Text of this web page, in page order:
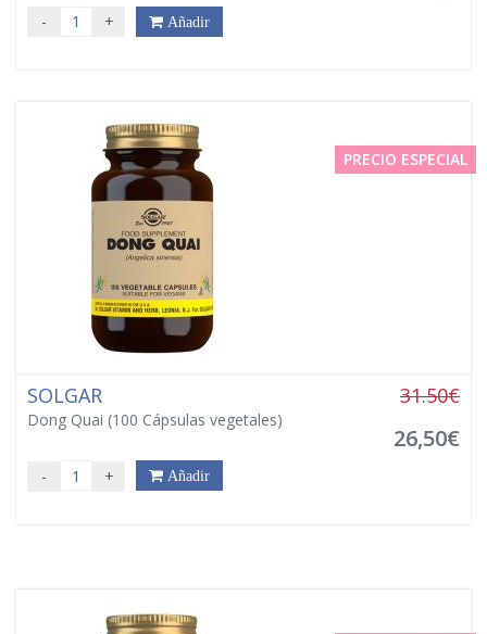
- + Añadir
PRECIO ESPECIAL
SOLGAR
Dong Quai (100 Cápsulas vegetales)
31.50€
26,50€
- + Añadir